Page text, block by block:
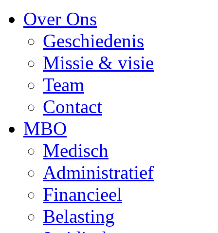
Over Ons
Geschiedenis
Missie & visie
Team
Contact
MBO
Medisch
Administratief
Financieel
Belasting